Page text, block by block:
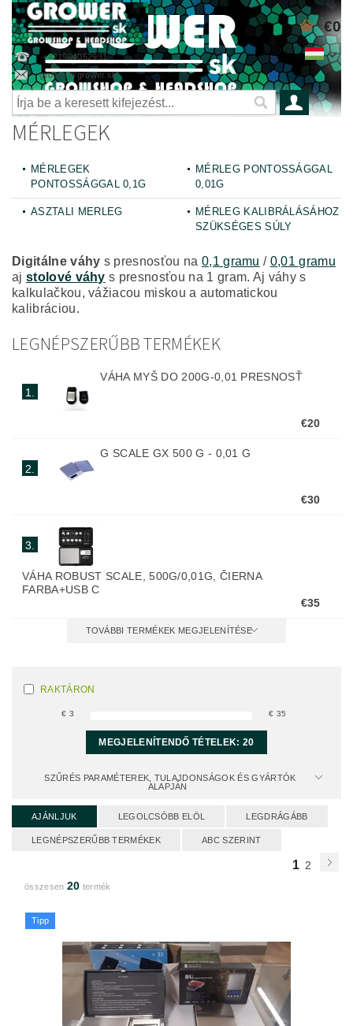
+421904052931
grower@grower.sk
€0
MÉRLEGEK
MÉRLEGEK
PONTOSSÁGGAL 0,1G
MÉRLEG PONTOSSÁGGAL
0,01G
ASZTALI MERLEG
MÉRLEG KALIBRÁLÁSÁHOZ
SZÜKSÉGES SÚLY
Digitálne váhy s presnosťou na 0,1 gramu / 0,01 gramu
aj stolové váhy s presnosťou na 1 gram. Aj váhy s
kalkulačkou, vážiacou miskou a automatickou
kalibráciou.
LEGNÉPSZERŰBB TERMÉKEK
1.
VÁHA MYŠ DO 200G-0,01 PRESNOSŤ
€20
2.
G SCALE GX 500 G - 0,01 G
€30
3.
VÁHA ROBUST SCALE, 500G/0,01G, ČIERNA
FARBA+USB C
€35
TOVÁBBI TERMÉKEK MEGJELENÍTÉSE
RAKTÁRON
€3 € 35
MEGJELENÍTENDŐ TÉTELEK:20
SZŰRÉS PARAMÉTEREK, TULAJDONSÁGOK ÉS GYÁRTÓK
ALAPJÁN
AJÁNLJUK LEGOLCSÓBB ELÖL LEGDRÁGÁBB
LEGNÉPSZERŰBB TERMÉKEK ABC SZERINT
1 2
összesen 20 termék
Tipp